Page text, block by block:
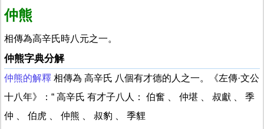
仲熊
相傳為高辛氏時八元之一。
仲熊字典分解
仲熊的解釋 相傳為 高辛氏 八個有才德的人之一。《左傳·文公
十八年》：“ 高辛氏 有才子八人： 伯奮 、 仲堪 、 叔獻 、 季
仲 、 伯虎 、 仲熊 、 叔豹 、 季貍